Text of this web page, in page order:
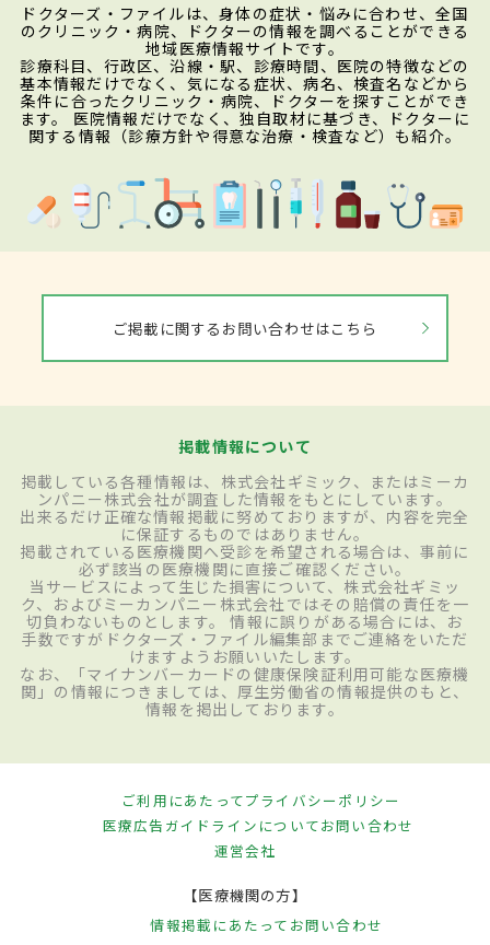
ドクターズ・ファイルは、身体の症状・悩みに合わせ、全国
のクリニック・病院、ドクターの情報を調べることができる
地域医療情報サイトです。
診療科目、行政区、沿線・駅、診療時間、医院の特徴などの
基本情報だけでなく、気になる症状、病名、検査名などから
条件に合ったクリニック・病院、ドクターを探すことができ
ます。 医院情報だけでなく、独自取材に基づき、ドクターに
関する情報（診療方針や得意な治療・検査など）も紹介。
ご掲載に関するお問い合わせはこちら
掲載情報について
掲載している各種情報は、株式会社ギミック、またはミーカ
ンパニー株式会社が調査した情報をもとにしています。
出来るだけ正確な情報掲載に努めておりますが、内容を完全
に保証するものではありません。
掲載されている医療機関へ受診を希望される場合は、事前に
必ず該当の医療機関に直接ご確認ください。
当サービスによって生じた損害について、株式会社ギミッ
ク、およびミーカンパニー株式会社ではその賠償の責任を一
切負わないものとします。 情報に誤りがある場合には、お
手数ですがドクターズ・ファイル編集部までご連絡をいただ
けますようお願いいたします。
なお、「マイナンバーカードの健康保険証利用可能な医療機
関」の情報につきましては、厚生労働省の情報提供のもと、
情報を掲出しております。
ご利用にあたってプライバシーポリシー
医療広告ガイドラインについてお問い合わせ
運営会社
【医療機関の方】
情報掲載にあたって お問い合わせ